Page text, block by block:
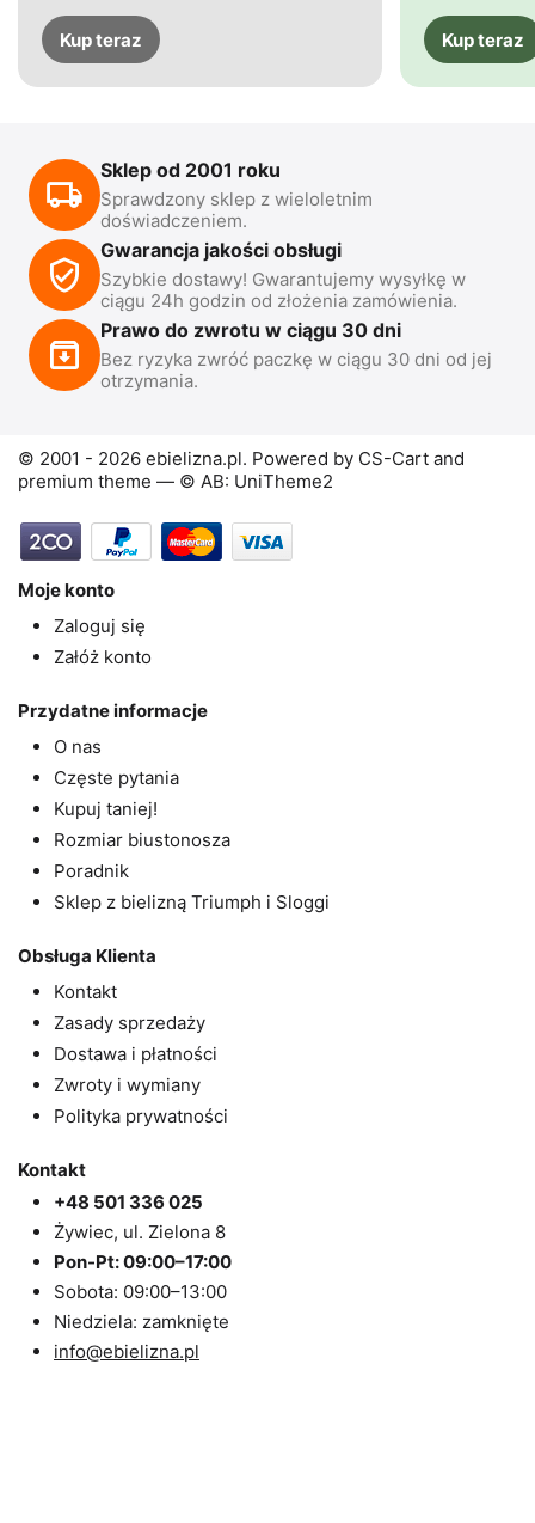
Kup teraz Kup teraz
Sklep od 2001 roku
Sprawdzony sklep z wieloletnim
doświadczeniem.
Gwarancja jakości obsługi
Szybkie dostawy! Gwarantujemy wysyłkę w
ciągu 24h godzin od złożenia zamówienia.
Prawo do zwrotu w ciągu 30 dni
Bez ryzyka zwróć paczkę w ciągu 30 dni od jej
otrzymania.
© 2001 - 2026 ebielizna.pl. Powered by CS-Cart and
premium theme — © AB: UniTheme2
Moje konto
Zaloguj się
Załóż konto
Przydatne informacje
O nas
Częste pytania
Kupuj taniej!
Rozmiar biustonosza
Poradnik
Sklep z bielizną Triumph i Sloggi
Obsługa Klienta
Kontakt
Zasady sprzedaży
Dostawa i płatności
Zwroty i wymiany
Polityka prywatności
Kontakt
+48 501 336 025
Żywiec, ul. Zielona 8
Pon-Pt: 09:00–17:00
Sobota: 09:00–13:00
Niedziela: zamknięte
info@ebielizna.pl